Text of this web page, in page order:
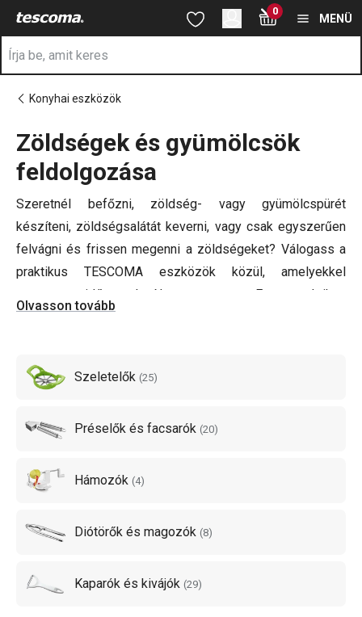
A Gyümölcs- és zöldségfeldolgozás oldalon tartózkodik
Ugrás a fő tartalomhoz
Ugrás a kereséshez
Ugrás a navigációhoz 0
MENÜ
Konyhai eszközök
Zöldségek és gyümölcsök
feldolgozása
Szeretnél befőzni, zöldség- vagy gyümölcspürét
készíteni, zöldségsalátát keverni, vagy csak egyszerűen
felvágni és frissen megenni a zöldségeket? Válogass a
praktikus TESCOMA eszközök közül, amelyekkel
rengeteg időt takaríthatsz meg. Egy praktikus
zöldségaprító, hámozó,
eszközökkel valóban villámgyorsan készítheted elő a
zöldségeket és gyümölcsöket!
Olvasson tovább
Szeletelők (25)
Préselők és facsarók (20)
Hámozók (4)
Diótörők és magozók (8)
Kaparók és kivájók (29)